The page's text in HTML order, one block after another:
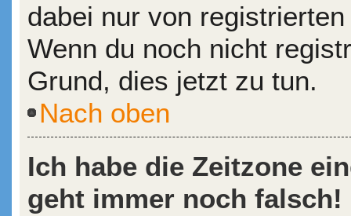
dabei nur von
Wenn du noch nicht
Grund, dies jetzt zu tun.
Nach oben
Ich habe die Zeitzone
geht immer noch falsch!